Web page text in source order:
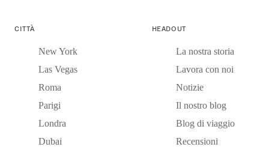
CITTÀ
New York
Las Vegas
Roma
Parigi
Londra
Dubai
HEADOUT
La nostra storia
Lavora con noi
Notizie
Il nostro blog
Blog di viaggio
Recensioni